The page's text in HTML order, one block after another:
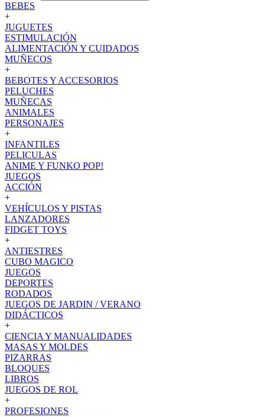
BEBES
+
JUGUETES
ESTIMULACIÓN
ALIMENTACIÓN Y CUIDADOS
MUÑECOS
+
BEBOTES Y ACCESORIOS
PELUCHES
MUÑECAS
ANIMALES
PERSONAJES
+
INFANTILES
PELICULAS
ANIME Y FUNKO POP!
JUEGOS
ACCIÓN
+
VEHÍCULOS Y PISTAS
LANZADORES
FIDGET TOYS
+
ANTIESTRES
CUBO MAGICO
JUEGOS
DEPORTES
RODADOS
JUEGOS DE JARDIN / VERANO
DIDÁCTICOS
+
CIENCIA Y MANUALIDADES
MASAS Y MOLDES
PIZARRAS
BLOQUES
LIBROS
JUEGOS DE ROL
+
PROFESIONES